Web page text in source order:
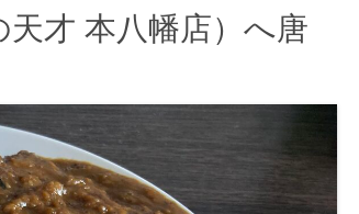
才 本八幡店）へ唐